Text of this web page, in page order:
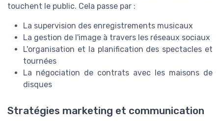
touchent le public. Cela passe par :
La supervision des enregistrements musicaux
La gestion de l'image à travers les réseaux sociaux
L'organisation et la planification des spectacles et
tournées
La négociation de contrats avec les maisons de
disques
Stratégies marketing et communication